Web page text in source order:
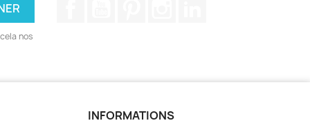
nos
INFORMATIONS